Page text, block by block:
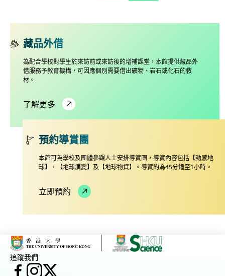
藏品外借
為配合學校對學生於來訪前或來訪後的增補課堂，本館提供藏品外
借服務予教育機構，可因應個別需要借出礦物、岩石或化石的教
材。
了解更多
預約導賞團
本館可為學校及團體參觀人士安排導賞團，導賞內容包括【動感地
球】，【地球演變】及【地球物資】。導賞約為45分鐘至1小時。
立即預約
追蹤我們